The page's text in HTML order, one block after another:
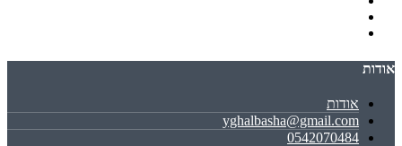
אודות
אודות
yghalbasha@gmail.com
0542070484